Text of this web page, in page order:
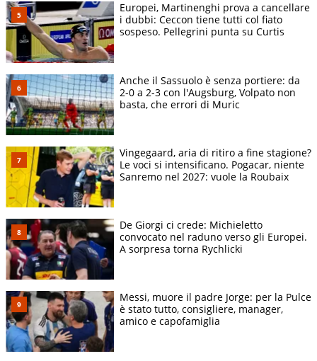
Europei, Martinenghi prova a cancellare
i dubbi: Ceccon tiene tutti col fiato
sospeso. Pellegrini punta su Curtis
Anche il Sassuolo è senza portiere: da
2-0 a 2-3 con l'Augsburg, Volpato non
basta, che errori di Muric
Vingegaard, aria di ritiro a fine stagione?
Le voci si intensificano. Pogacar, niente
Sanremo nel 2027: vuole la Roubaix
De Giorgi ci crede: Michieletto
convocato nel raduno verso gli Europei.
A sorpresa torna Rychlicki
Messi, muore il padre Jorge: per la Pulce
è stato tutto, consigliere, manager,
amico e capofamiglia